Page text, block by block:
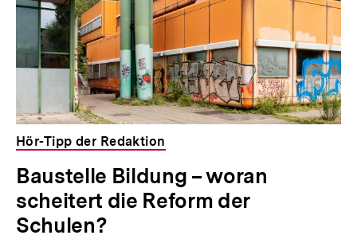
Klasse'
in
Lightbox
Hör-Tipp der Redaktion
Baustelle Bildung – woran
scheitert die Reform der
Schulen?